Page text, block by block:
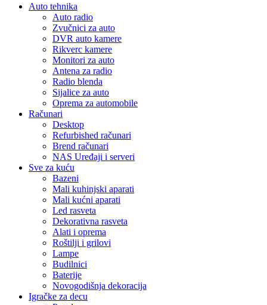
Auto tehnika
Auto radio
Zvučnici za auto
DVR auto kamere
Rikverc kamere
Monitori za auto
Antena za radio
Radio blenda
Sijalice za auto
Oprema za automobile
Računari
Desktop
Refurbished računari
Brend računari
NAS Uređaji i serveri
Sve za kuću
Bazeni
Mali kuhinjski aparati
Mali kućni aparati
Led rasveta
Dekorativna rasveta
Alati i oprema
Roštilji i grilovi
Lampe
Budilnici
Baterije
Novogodišnja dekoracija
Igračke za decu